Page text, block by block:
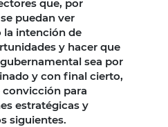
que, por
puedan ver
la intención de
y hacer que
sea por
y con final cierto,
para
estratégicas y
siguientes.